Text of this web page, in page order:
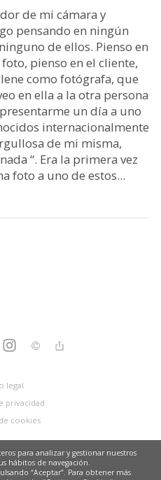
de mi cámara y
pensando en ningún
de ellos. Pienso en
pienso en el cliente,
como fotógrafa, que
en ella a la otra persona
un día a uno
internacionalmente
de mi misma,
“. Era la primera vez
foto a uno de estos...
legal
privacidad
cookies
para analizar y gestionar nuestros
hábitos de navegación.
“Aceptar”. Para obtener más